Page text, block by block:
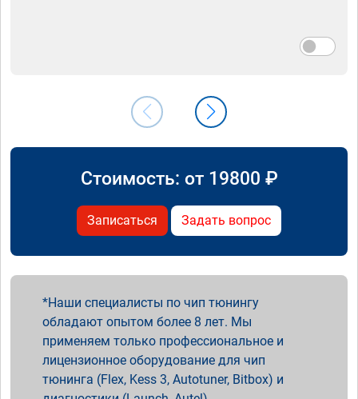
Стоимость: от 19800 ₽
Записаться Задать вопрос
Наши специалисты по чип тюнингу
обладают опытом более 8 лет. Мы
применяем только профессиональное и
лицензионное оборудование для чип
тюнинга (Flex, Kess 3, Autotuner, Bitbox) и